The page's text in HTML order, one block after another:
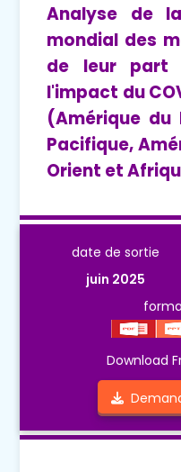
Analyse de
mondial des
de leur part
l'impact du
(Amérique du
Pacifique,
Orient et
date de sortie
juin 2025
Download